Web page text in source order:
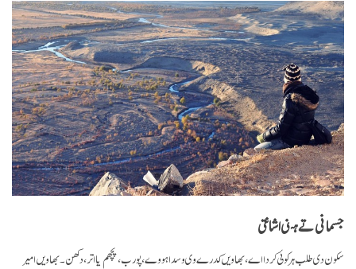
جسمانی تے ہنی اشانتی
سکون دی طلب ہر کوئی کردا اے، بھاویں کدرے وی وسدا ہووے، پورب، پچھم یا اتر، دکھن۔ بھاویں امیر